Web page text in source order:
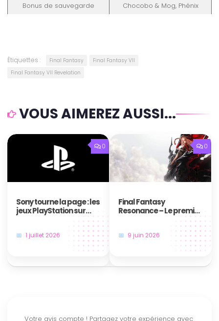
Bonus de sauvegarde
Chocobo & Mog, Phénix
Étiquettes : Final Fantasy
Final Fantasy VII
Final Fantasy VII Revelation
VOUS AIMEREZ AUSSI...
0
Sony tourne la page : les
jeux PlayStation sur
disque, c’est bientôt fini
1 juillet 2026
0
Final Fantasy
Resonance – Le premier
jeu en HD-2D de la saga
annoncé au Nintendo
Direct9 juin 2026